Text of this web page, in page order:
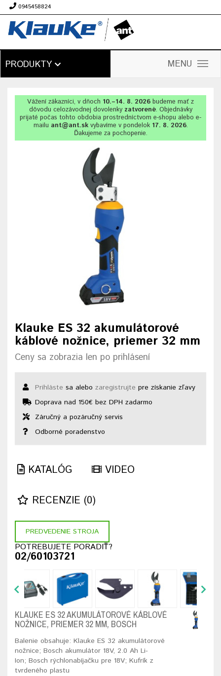
0945458824
PRODUKTY MENU
Vážení zákazníci, v dňoch 10.–14. 8. 2026 budeme mať z
dôvodu celozávodnej dovolenkyzatvorené. Objednávky
prijaté počas tohto obdobia prostredníctvom e-shopu alebo e-
mailu ant@ant.skvybavíme v pondelok 17. 8. 2026.
Ďakujeme za pochopenie.
Klauke ES 32 akumulátorové
káblové nožnice, priemer 32 mm
Ceny sa zobrazia len po prihlásení
Prihláste sa alebo zaregistrujte pre získanie zľavy
Doprava nad 150€ bez DPH zadarmo
Záručný a pozáručný servis
Odborné poradenstvo
KATALÓG VIDEO
RECENZIE (0)
PREDVEDENIE STROJA
POTREBUJETE PORADIŤ?
02/60103721
KLAUKE ES 32 AKUMULÁTOROVÉ KÁBLOVÉ
NOŽNICE, PRIEMER 32 MM, BOSCH
Balenie obsahuje: Klauke ES 32 akumulátorové
nožnice; Bosch akumulátor 18V, 2.0 Ah Li-
Ion; Bosch rýchlonabíjačku pre 18V; Kufrík z
tvrdeného plastu